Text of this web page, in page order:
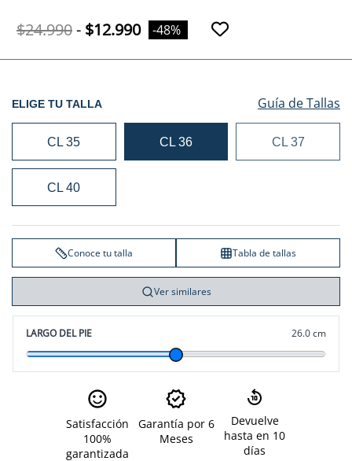
$24.990- $12.990 -48%
ELIGE TU TALLA Guía de Tallas
CL 35 CL 36 CL 37
CL 40
Conoce tu talla Tabla de tallas
Ver similares
LARGO DEL PIE 26.0 cm
Satisfacción
100%
garantizada
Garantía por 6
Meses
Devuelve
hasta en 10
días